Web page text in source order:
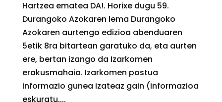
Hartzea ematea DA!. Horixe dugu 59.
Durangoko Azokaren lema Durangoko
Azokaren aurtengo edizioa abenduaren
5etik 8ra bitartean garatuko da, eta aurten
ere, bertan izango da Izarkomen
erakusmahaia. Izarkomen postua
informazio gunea izateaz gain (informazioa
eskuratu,...